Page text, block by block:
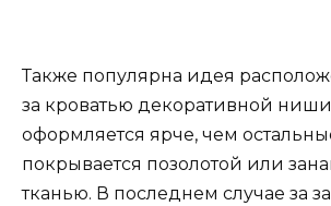
Также популярна идея
за кроватью декоративной
оформляется ярче, чем
покрывается позолотой или
тканью. В последнем случае за